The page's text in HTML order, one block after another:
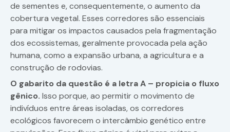
de sementes e, consequentemente, o aumento da
cobertura vegetal. Esses corredores são essenciais
para mitigar os impactos causados pela fragmentação
dos ecossistemas, geralmente provocada pela ação
humana, como a expansão urbana, a agricultura e a
construção de rodovias.
O gabarito da questão é a letra A – propicia o fluxo
gênico. Isso porque, ao permitir o movimento de
indivíduos entre áreas isoladas, os corredores
ecológicos favorecem o intercâmbio genético entre